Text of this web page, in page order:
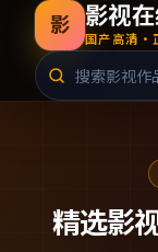
影 影视
国产高清·
精选影